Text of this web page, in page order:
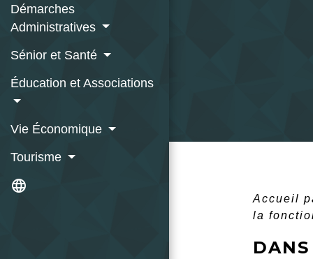
Démarches
Administratives
Sénior et Santé
Éducation et Associations
Vie Économique
Tourisme
language
Accueil
la